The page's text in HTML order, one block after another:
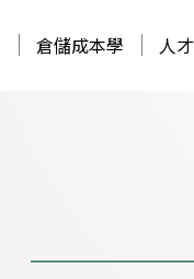
倉儲成本學 人